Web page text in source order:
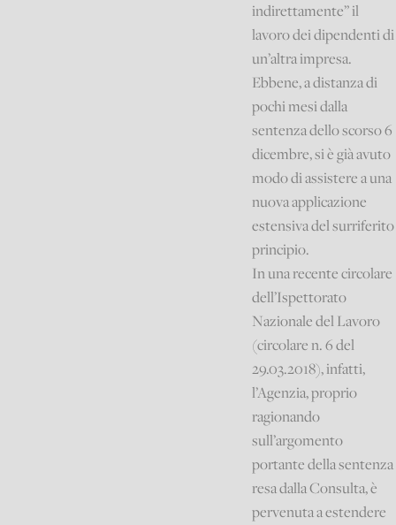
indirettamente” il
lavoro dei dipendenti di
un’altra impresa.
Ebbene, a distanza di
pochi mesi dalla
sentenza dello scorso 6
dicembre, si è già avuto
modo di assistere a una
nuova applicazione
estensiva del surriferito
principio.
In una recente circolare
dell’Ispettorato
Nazionale del Lavoro
(circolare n. 6 del
29.03.2018), infatti,
l’Agenzia, proprio
ragionando
sull’argomento
portante della sentenza
resa dalla Consulta, è
pervenuta a estendere